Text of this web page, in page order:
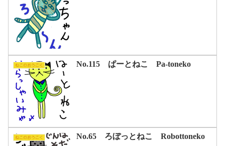
ねこのおうこく No.115 ぱーとねこ Pa-toneko
ねこのおうこく No.65 ろぼっとねこ Robottoneko